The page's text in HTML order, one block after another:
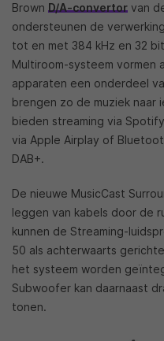
Brown D/A-convertor van
ondersteunen de
tot en met 384 kHz en 32
Multiroom-systeem vormen
apparaten een onderdeel
brengen zo de muziek naar
bieden streaming via
via Apple Airplay of
DAB+.
De nieuwe MusicCast
leggen van kabels door de
kunnen de Streaming-
50 als achterwaarts
het systeem worden
Subwoofer kan daarnaast
tonen.